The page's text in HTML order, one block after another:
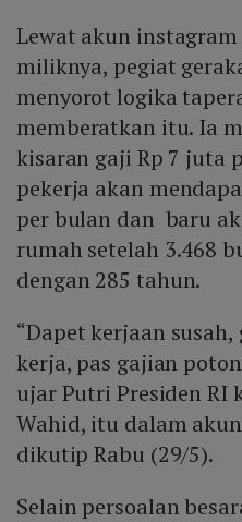
Lewat akun
miliknya, pegiat
menyorot logika
memberatkan itu. Ia
kisaran gaji Rp 7 juta
pekerja akan
per bulan dan baru
rumah setelah 3.468
dengan 285 tahun.
“Dapet kerjaan
kerja, pas gajian
ujar Putri Presiden RI
Wahid, itu dalam
dikutip Rabu (29/5).
Selain persoalan